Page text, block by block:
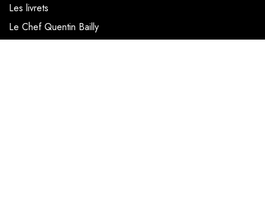
Les livrets
Le Chef Quentin Bailly